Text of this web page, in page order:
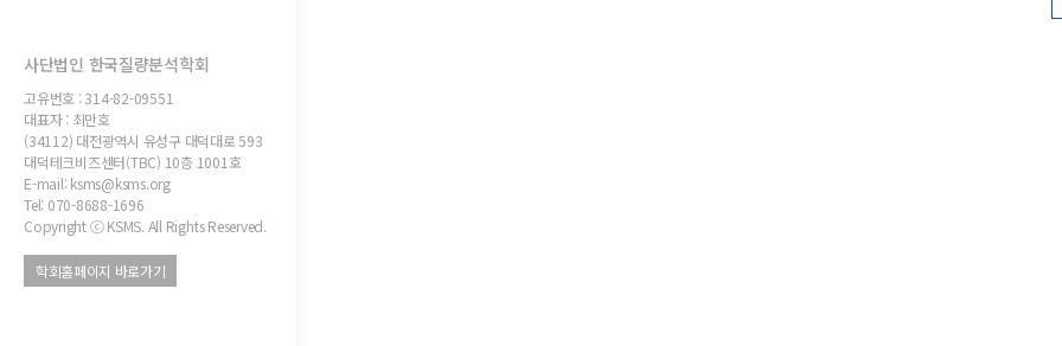
사단법인 한국질량분석학회
고유번호 : 314-82-09551
대표자 : 최만호
(34112) 대전광역시 유성구 대덕대로 593
대덕테크비즈센터(TBC) 10층 1001호
E-mail: ksms@ksms.org
Tel: 070-8688-1696
Copyright ⓒ KSMS. All Rights Reserved.
학회홈페이지 바로가기